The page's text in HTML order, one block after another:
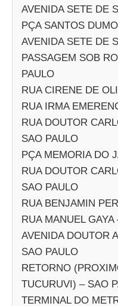
AVENIDA SETE DE
PÇA SANTOS
AVENIDA SETE DE
PASSAGEM SOB
PAULO
RUA CIRENE DE
RUA IRMA
RUA DOUTOR
SAO PAULO
PÇA MEMORIA DO
RUA DOUTOR
SAO PAULO
RUA BENJAMIN
RUA MANUEL
AVENIDA DOUTOR
SAO PAULO
RETORNO
TUCURUVI) – SAO
TERMINAL DO